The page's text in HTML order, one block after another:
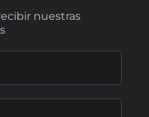
nuestras